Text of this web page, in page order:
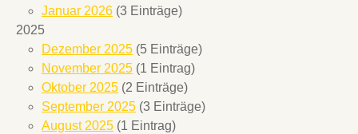
Januar 2026 (3 Einträge)
2025
Dezember 2025 (5 Einträge)
November 2025 (1 Eintrag)
Oktober 2025 (2 Einträge)
September 2025 (3 Einträge)
August 2025 (1 Eintrag)